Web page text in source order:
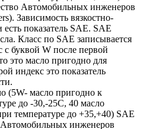
Автомобильных инженеров
Зависимость вязкостно-
показатель SAE. SAE
Класс по SAE записывается
с буквой W после первой
это масло пригодно для
индекс это показатель
(5W- масло пригодно к
до -30,-25С, 40 масло
температуре до +35,+40) SAE
инженеров